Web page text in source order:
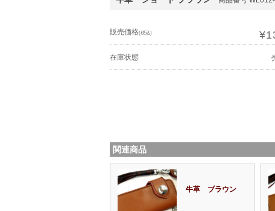
販売価格(税込)
在庫状態
関連商品
牛革 ブラウン